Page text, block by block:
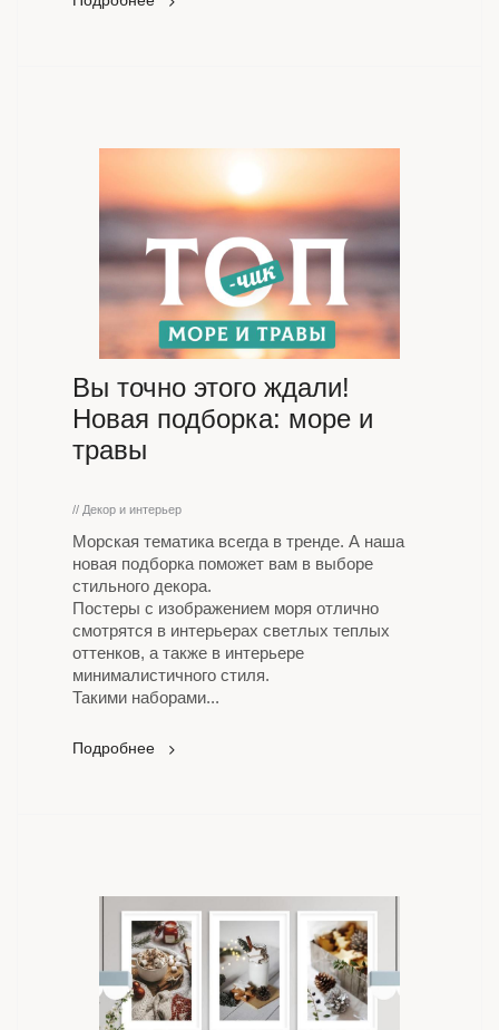
Вы точно этого ждали!
Новая подборка: море и
травы
// Декор и интерьер
Морская тематика всегда в тренде. А наша
новая подборка поможет вам в выборе
стильного декора.
Постеры с изображением моря отлично
смотрятся в интерьерах светлых теплых
оттенков, а также в интерьере
минималистичного стиля.
Такими наборами...
Подробнее